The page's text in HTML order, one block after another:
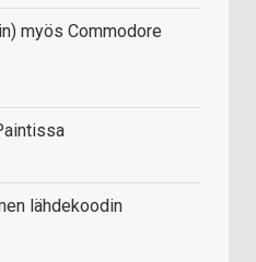
myös Commodore
lähdekoodin